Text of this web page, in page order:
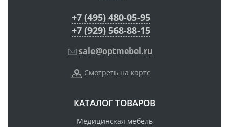
+7 (495) 480-05-95
+7 (929) 568-88-15
sale@optmebel.ru
Смотреть на карте
КАТАЛОГ ТОВАРОВ
Медицинская мебель